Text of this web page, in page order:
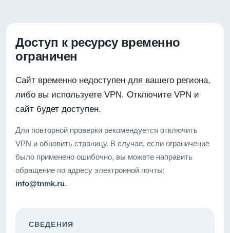
Доступ к ресурсу временно
ограничен
Сайт временно недоступен для вашего региона,
либо вы используете VPN. Отключите VPN и
сайт будет доступен.
Для повторной проверки рекомендуется отключить
VPN и обновить страницу. В случае, если ограничение
было применено ошибочно, вы можете направить
обращение по адресу электронной почты:
info@tnmk.ru.
СВЕДЕНИЯ